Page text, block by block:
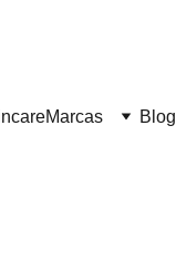
Marcas Blog